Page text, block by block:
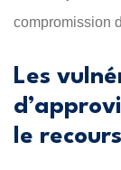
compromission
Les
le